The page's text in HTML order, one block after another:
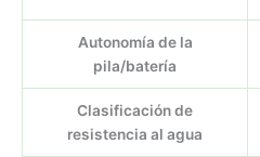
Autonomía de la
pila/batería
Clasificación de
resistencia al agua